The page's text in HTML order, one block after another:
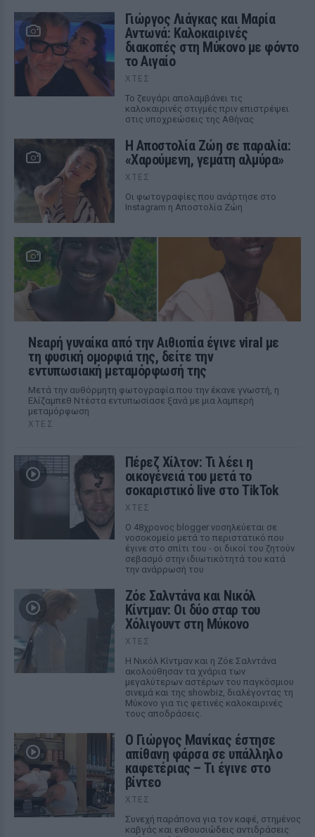
Γιώργος Λιάγκας και Μαρία
Αντωνά: Καλοκαιρινές
διακοπές στη Μύκονο με φόντο
το Αιγαίο
ΧΤΕΣ
Το ζευγάρι απολαμβάνει τις
καλοκαιρινές στιγμές πριν επιστρέψει
στις υποχρεώσεις της Αθήνας
Η Αποστολία Ζώη σε παραλία:
«Χαρούμενη, γεμάτη αλμύρα»
ΧΤΕΣ
Οι φωτογραφίες που ανάρτησε στο
Instagram η Αποστολία Ζώη
Νεαρή γυναίκα από την Αιθιοπία έγινε viral με
τη φυσική ομορφιά της, δείτε την
εντυπωσιακή μεταμόρφωσή της
Μετά την αυθόρμητη φωτογραφία που την έκανε γνωστή, η
Ελίζαμπεθ Ντέστα εντυπωσίασε ξανά με μια λαμπερή
μεταμόρφωση
ΧΤΕΣ
Πέρεζ Χίλτον: Τι λέει η
οικογένειά του μετά το
σοκαριστικό live στο TikTok
ΧΤΕΣ
Ο 48χρονος blogger νοσηλεύεται σε
νοσοκομείο μετά το περιστατικό που
έγινε στο σπίτι του - οι δικοί του ζητούν
σεβασμό στην ιδιωτικότητά του κατά
την ανάρρωσή του
Ζόε Σαλντάνα και Νικόλ
Κίντμαν: Οι δύο σταρ του
Χόλιγουντ στη Μύκονο
ΧΤΕΣ
Η Νικόλ Κίντμαν και η Ζόε Σαλντάνα
ακολούθησαν τα χνάρια των
μεγαλύτερων αστέρων του παγκόσμιου
σινεμά και της showbiz, διαλέγοντας τη
Μύκονο για τις φετινές καλοκαιρινές
τους αποδράσεις.
Ο Γιώργος Μανίκας έστησε
απίθανη φάρσα σε υπάλληλο
καφετέριας – Τι έγινε στο
βίντεο
ΧΤΕΣ
Συνεχή παράπονα για τον καφέ, στημένος
καβγάς και ενθουσιώδεις αντιδράσεις